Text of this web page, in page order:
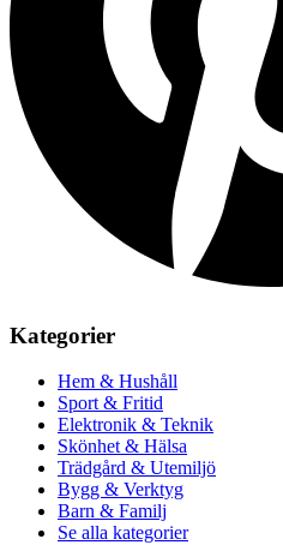
Kategorier
Hem & Hushåll
Sport & Fritid
Elektronik & Teknik
Skönhet & Hälsa
Trädgård & Utemiljö
Bygg & Verktyg
Barn & Familj
Se alla kategorier